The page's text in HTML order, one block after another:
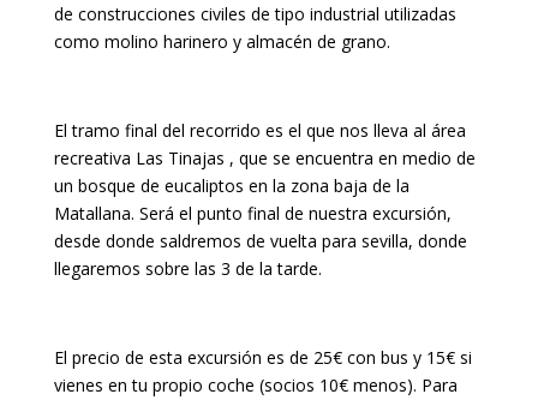
de construcciones civiles de tipo industrial utilizadas
como molino harinero y almacén de grano.
El tramo final del recorrido es el que nos lleva al área
recreativa Las Tinajas , que se encuentra en medio de
un bosque de eucaliptos en la zona baja de la
Matallana. Será el punto final de nuestra excursión,
desde donde saldremos de vuelta para sevilla, donde
llegaremos sobre las 3 de la tarde.
El precio de esta excursión es de 25€ con bus y 15€ si
vienes en tu propio coche (socios 10€ menos). Para